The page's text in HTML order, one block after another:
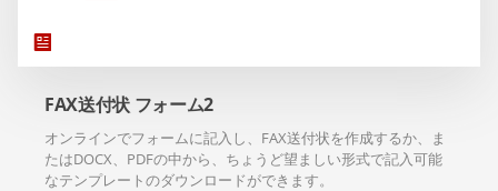
FAX送付状 フォーム2
オンラインでフォームに記入し、FAX送付状を作成するか、ま
たはDOCX、PDFの中から、ちょうど望ましい形式で記入可能
なテンプレートのダウンロードができます。